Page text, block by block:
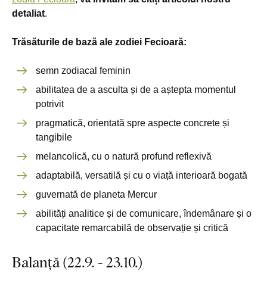
detaliat.
Trăsăturile de bază ale zodiei Fecioară:
semn zodiacal feminin
abilitatea de a asculta și de a aștepta momentul
potrivit
pragmatică, orientată spre aspecte concrete și
tangibile
melancolică, cu o natură profund reflexivă
adaptabilă, versatilă și cu o viață interioară bogată
guvernată de planeta Mercur
abilități analitice și de comunicare, îndemânare și o
capacitate remarcabilă de observație și critică
Balanță (22.9. - 23.10.)